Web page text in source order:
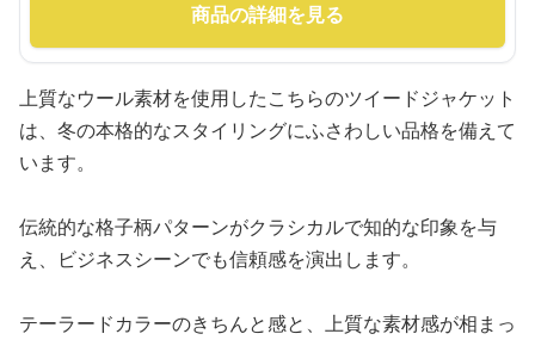
商品の詳細を見る
上質なウール素材を使用したこちらのツイードジャケット
は、冬の本格的なスタイリングにふさわしい品格を備えて
います。
伝統的な格子柄パターンがクラシカルで知的な印象を与
え、ビジネスシーンでも信頼感を演出します。
テーラードカラーのきちんと感と、上質な素材感が相まっ